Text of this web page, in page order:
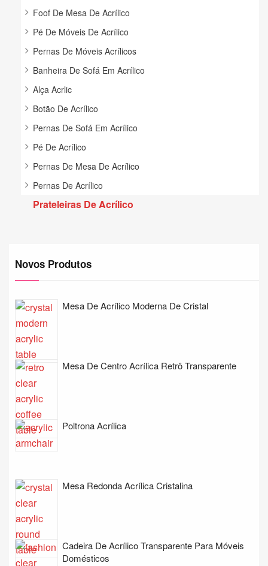
Foof De Mesa De Acrílico
Pé De Móveis De Acrílico
Pernas De Móveis Acrílicos
Banheira De Sofá Em Acrílico
Alça Acrlic
Botão De Acrílico
Pernas De Sofá Em Acrílico
Pé De Acrílico
Pernas De Mesa De Acrílico
Pernas De Acrílico
Prateleiras De Acrílico
Novos Produtos
Mesa De Acrílico Moderna De Cristal
Mesa De Centro Acrílica Retrô Transparente
Poltrona Acrílica
Mesa Redonda Acrílica Cristalina
Cadeira De Acrílico Transparente Para Móveis
Domésticos